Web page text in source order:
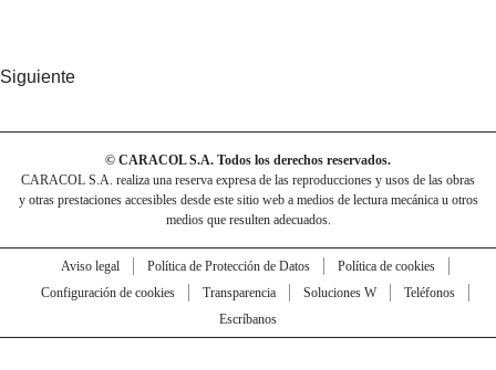
Siguiente
© CARACOL S.A. Todos los derechos reservados.
CARACOL S.A. realiza una reserva expresa de las reproducciones y usos de las obras
y otras prestaciones accesibles desde este sitio web a medios de lectura mecánica u otros
medios que resulten adecuados.
Aviso legal Política de Protección de Datos
Política de cookies
Configuración de cookies
Transparencia Soluciones W
Teléfonos
Escríbanos